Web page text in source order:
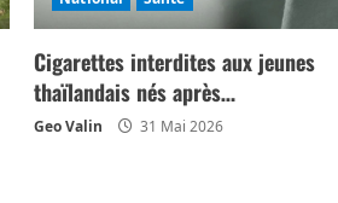
Cigarettes interdites aux jeunes
thaïlandais nés après…
Geo Valin 31 Mai 2026